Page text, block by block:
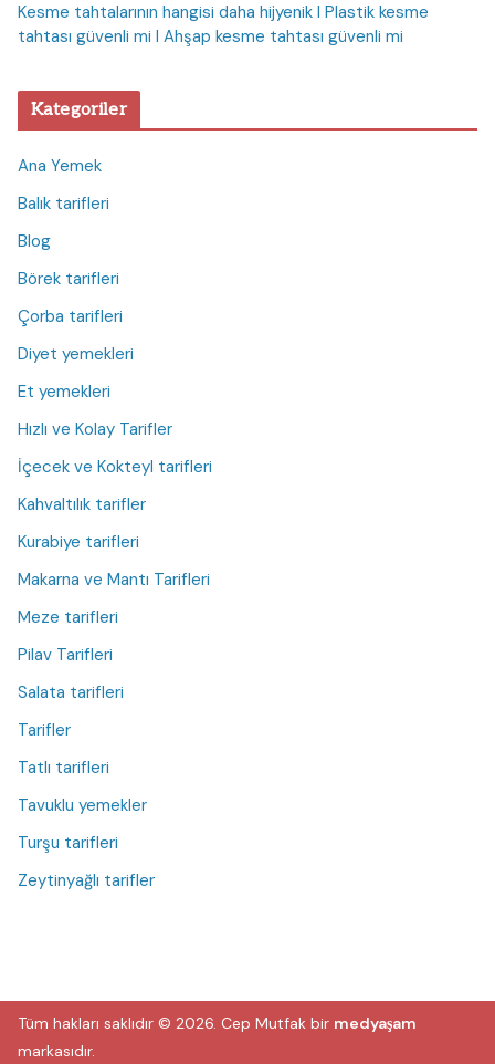
Kesme tahtalarının hangisi daha hijyenik I Plastik kesme
tahtası güvenli mi I Ahşap kesme tahtası güvenli mi
Kategoriler
Ana Yemek
Balık tarifleri
Blog
Börek tarifleri
Çorba tarifleri
Diyet yemekleri
Et yemekleri
Hızlı ve Kolay Tarifler
İçecek ve Kokteyl tarifleri
Kahvaltılık tarifler
Kurabiye tarifleri
Makarna ve Mantı Tarifleri
Meze tarifleri
Pilav Tarifleri
Salata tarifleri
Tarifler
Tatlı tarifleri
Tavuklu yemekler
Turşu tarifleri
Zeytinyağlı tarifler
Tüm hakları saklıdır © 2026. Cep Mutfak bir medyaşam
markasıdır.